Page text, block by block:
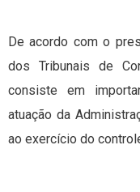
De acordo com o
dos Tribunais de
consiste em
atuação da
ao exercício do